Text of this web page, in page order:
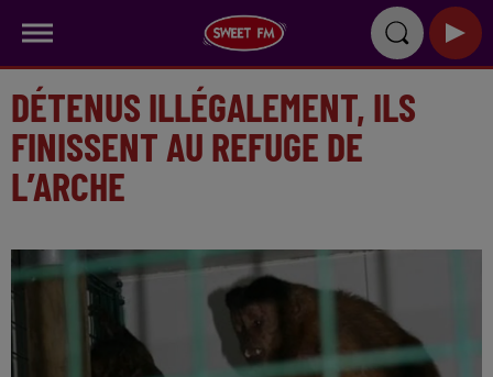
DÉTENUS ILLÉGALEMENT, ILS
FINISSENT AU REFUGE DE
L’ARCHE